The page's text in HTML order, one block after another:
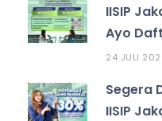
IISIP
Ayo
24 JULI
Segera
IISIP